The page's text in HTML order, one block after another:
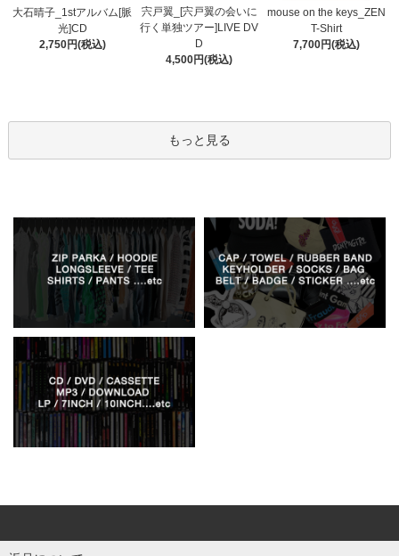
大石晴子_1stアルバム[脈
光]CD
2,750円(税込)
宍戸翼_[宍戸翼の会いに
行く単独ツアー]LIVE DV
D
4,500円(税込)
mouse on the keys_ZEN
T-Shirt
7,700円(税込)
もっと見る